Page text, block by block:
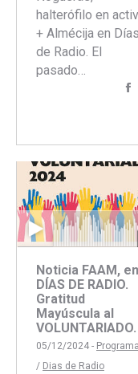
halterófilo en
+ Almécija en Días
de Radio. El
pasado…
Noticia FAAM, en
DÍAS DE RADIO.
Gratitud
Mayúscula al
VOLUNTARIADO.
05/12/2024 -
/ Dias de Radio